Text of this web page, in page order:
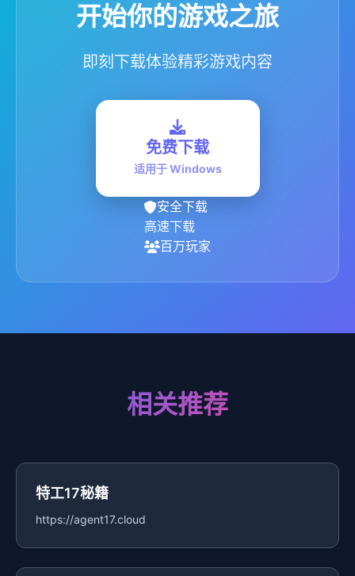
开始你的游戏之旅
即刻下载体验精彩游戏内容
免费下载
适用于 Windows
安全下载
高速下载
百万玩家
相关推荐
特工17秘籍
https://agent17.cloud